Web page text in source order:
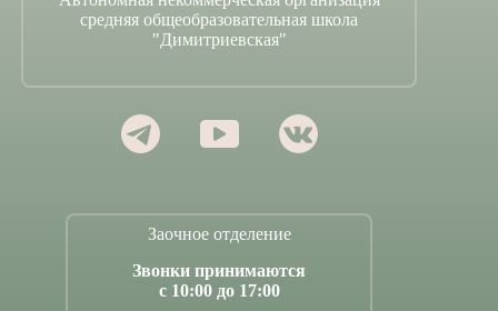
средняя общеобразовательная школа
"Димитриевская"
Заочное отделение
Звонки принимаются
с 10:00 до 17:00